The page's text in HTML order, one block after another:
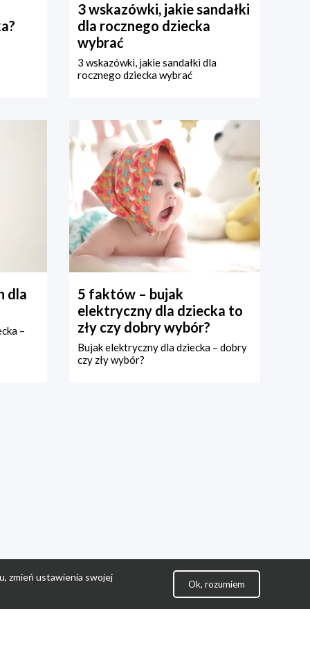
3 wskazówki, jakie sandałki
dla rocznego dziecka
wybrać
3 wskazówki, jakie sandałki dla
rocznego dziecka wybrać
dla
–
5 faktów – bujak
elektryczny dla dziecka to
zły czy dobry wybór?
Bujak elektryczny dla dziecka – dobry
czy zły wybór?
zmień ustawienia swojej
Ok, rozumiem